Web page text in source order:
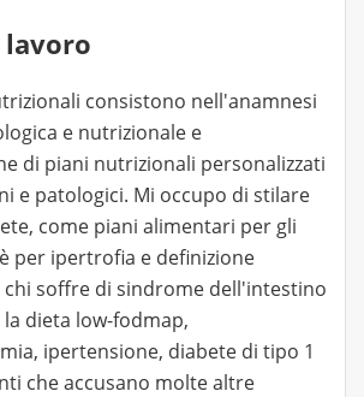
consistono nell'anamnesi
e nutrizionale e
di piani nutrizionali personalizzati
e patologici. Mi occupo di stilare
come piani alimentari per gli
per ipertrofia e definizione
chi soffre di sindrome dell'intestino
dieta low-fodmap,
ipertensione, diabete di tipo 1
che accusano molte altre